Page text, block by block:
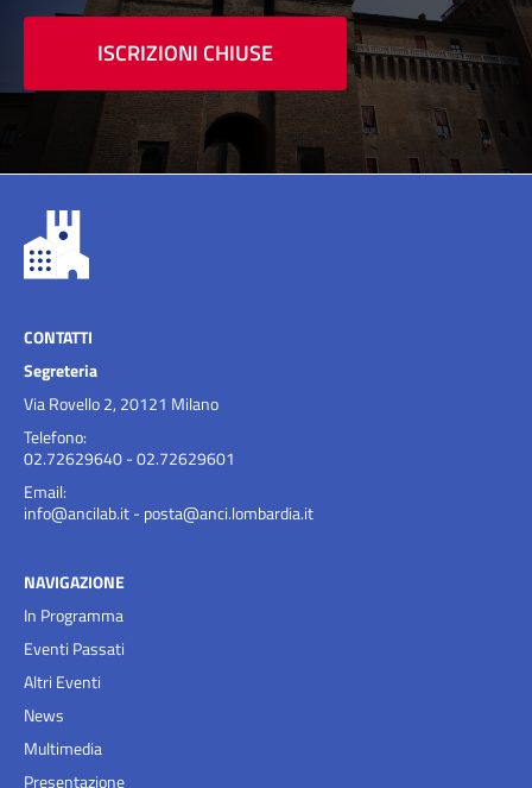
ISCRIZIONI CHIUSE
CONTATTI
Segreteria
Via Rovello 2, 20121 Milano
Telefono:
02.72629640 - 02.72629601
Email:
info@ancilab.it- posta@anci.lombardia.it
NAVIGAZIONE
In Programma
Eventi Passati
Altri Eventi
News
Multimedia
Presentazione